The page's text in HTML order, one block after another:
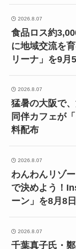
2026.8.07
食品ロス約
に地域交流を
リーナ」を9月
2026.8.07
猛暑の大阪で
同伴カフェが
料配布
2026.8.07
わんわんリゾ
で決めよう！
ーン」を8月8
2026.8.07
千葉真子氏・